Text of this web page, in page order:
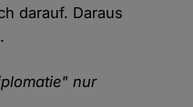
darauf. Daraus
nur